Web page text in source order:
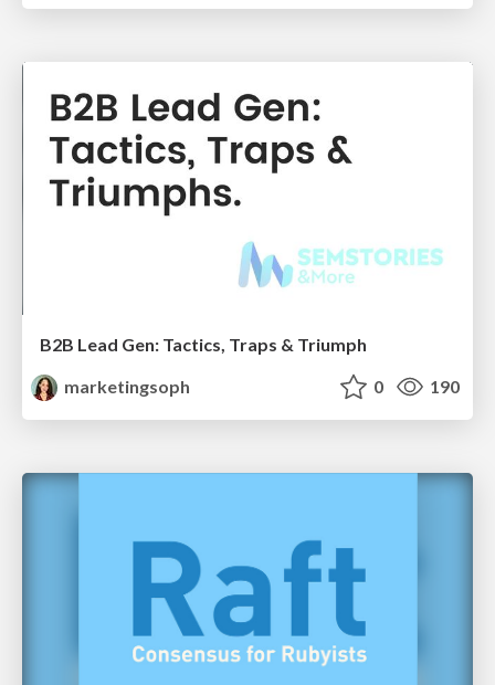
B2B Lead Gen: Tactics, Traps & Triumph
marketingsoph
0 190